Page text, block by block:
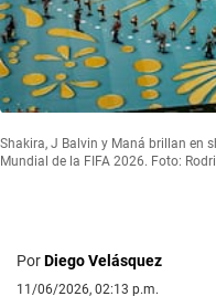
Shakira, J Balvin y Maná brillan en
Mundial de la FIFA 2026. Foto:
PorDiego Velásquez
11/06/2026, 02:13 p.m.